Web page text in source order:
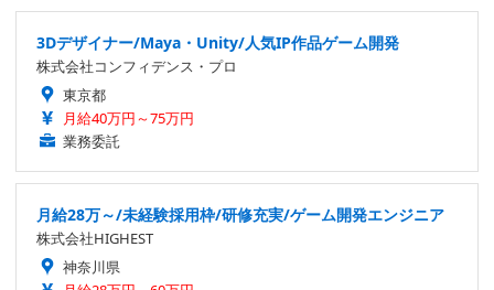
3Dデザイナー/Maya・Unity/人気IP作品ゲーム開発
株式会社コンフィデンス・プロ
東京都
月給40万円～75万円
業務委託
月給28万～/未経験採用枠/研修充実/ゲーム開発エンジニア
株式会社HIGHEST
神奈川県